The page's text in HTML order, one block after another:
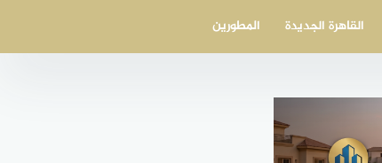
القاهرة الجديدة المطورين